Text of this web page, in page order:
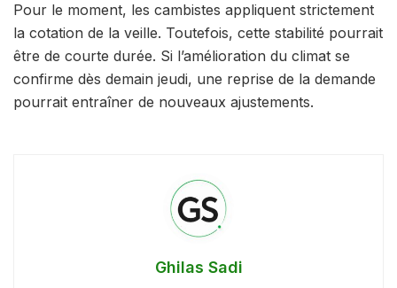
Pour le moment, les cambistes appliquent strictement
la cotation de la veille. Toutefois, cette stabilité pourrait
être de courte durée. Si l’amélioration du climat se
confirme dès demain jeudi, une reprise de la demande
pourrait entraîner de nouveaux ajustements.
Ghilas Sadi